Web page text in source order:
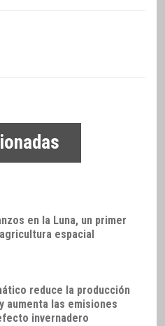
en la Luna, un primer
espacial
reduce la producción
aumenta las emisiones
invernadero